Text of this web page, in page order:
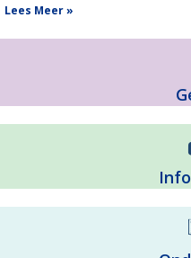
Lees Meer »